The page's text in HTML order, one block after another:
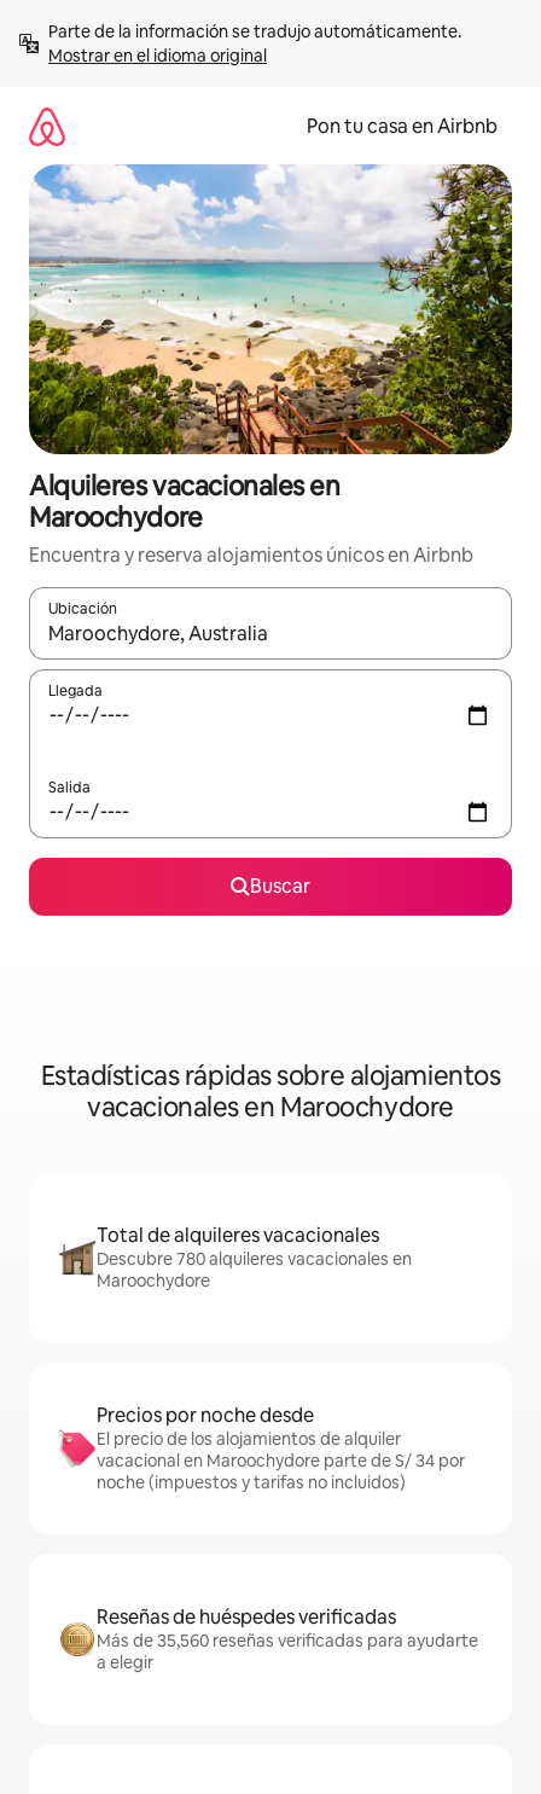
contenidoMostrar en el idioma original
Pon tu casa en Airbnb
Alquileres vacacionales en
Maroochydore
Encuentra y reserva alojamientos únicos en Airbnb
Ubicación
Cuando los resultados estén disponibles, navega con las
Llegada
Salida
Buscar
Estadísticas rápidas sobre alojamientos
vacacionales en Maroochydore
Total de alquileres vacacionales
Descubre 780 alquileres vacacionales en
Maroochydore
Precios por noche desde
El precio de los alojamientos de alquiler
vacacional en Maroochydore parte de S/ 34 por
noche (impuestos y tarifas no incluidos)
Reseñas de huéspedes verificadas
Más de 35,560 reseñas verificadas para ayudarte
a elegir